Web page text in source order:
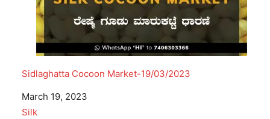
Sidlaghatta Cocoon Market-19/03/2023
Date
March 19, 2023
In relation to
Silk